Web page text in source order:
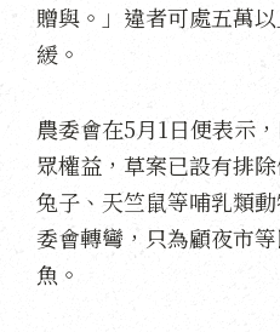
贈與。」違者可處五萬
緩。
農委會在5月1日便表示
眾權益，草案已設有排
兔子、天竺鼠等哺乳類
委會轉彎，只為顧夜市
魚。